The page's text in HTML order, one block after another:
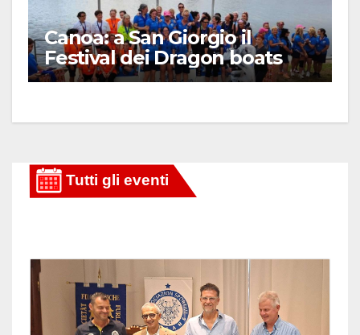
Canoa: a San Giorgio il
Festival dei Dragon boats